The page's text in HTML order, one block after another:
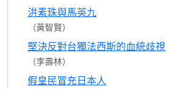
洪素珠與馬英九
（黃智賢）
堅決反對台獨法西斯的血統歧視
（李壽林）
假皇民冒充日本人